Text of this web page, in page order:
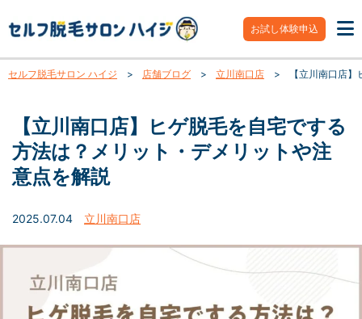
お試し体験申込
セルフ脱毛サロン ハイジ > 店舗ブログ > 立川南口店 > 【立川南口店
【立川南口店】ヒゲ脱毛を自宅でする
方法は？メリット・デメリットや注
意点を解説
2025.07.04 立川南口店